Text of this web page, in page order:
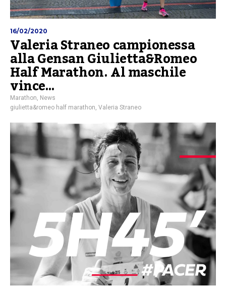
16/02/2020
Valeria Straneo campionessa
alla Gensan Giulietta&Romeo
Half Marathon. Al maschile
vince…
Marathon, News
giulietta&romeo half marathon, Valeria Straneo